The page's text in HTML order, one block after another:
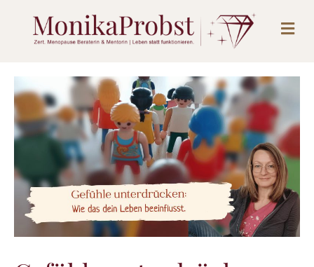
N
a
g
i
o